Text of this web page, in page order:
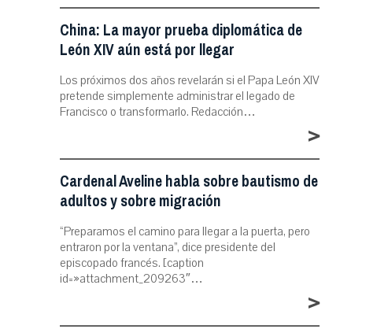
China: La mayor prueba diplomática de
León XIV aún está por llegar
Los próximos dos años revelarán si el Papa León XIV
pretende simplemente administrar el legado de
Francisco o transformarlo. Redacción…
>
Cardenal Aveline habla sobre bautismo de
adultos y sobre migración
“Preparamos el camino para llegar a la puerta, pero
entraron por la ventana”, dice presidente del
episcopado francés. [caption
id=»attachment_209263″…
>